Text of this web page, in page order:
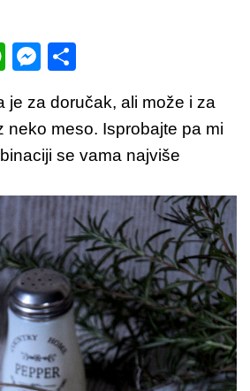
W
at
s
A
p
p
M
ss
e
n
g
er
ar
e
je za doručak, ali može i za
neko meso. Isprobajte pa mi
se vama najviše